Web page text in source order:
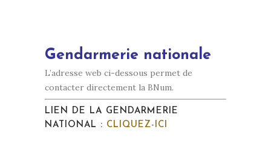
Gendarmerie nationale
L’adresse web ci-dessous permet de
contacter directement la BNum.
LIEN DE LA GENDARMERIE
NATIONAL : CLIQUEZ-ICI